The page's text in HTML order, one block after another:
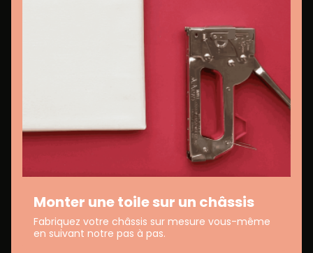
Monter une toile sur un châssis
Fabriquez votre châssis sur mesure vous-même
en suivant notre pas à pas.